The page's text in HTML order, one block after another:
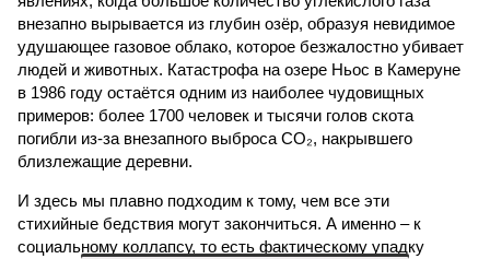
внезапно вырывается из глубин озёр, образуя невидимое
удушающее газовое облако, которое безжалостно убивает
людей и животных. Катастрофа на озере Ньос в Камеруне
в 1986 году остаётся одним из наиболее чудовищных
примеров: более 1700 человек и тысячи голов скота
погибли из-за внезапного выброса CO₂, накрывшего
близлежащие деревни.
И здесь мы плавно подходим к тому, чем все эти
стихийные бедствия могут закончиться. А именно – к
социальному коллапсу, то есть фактическому упадку